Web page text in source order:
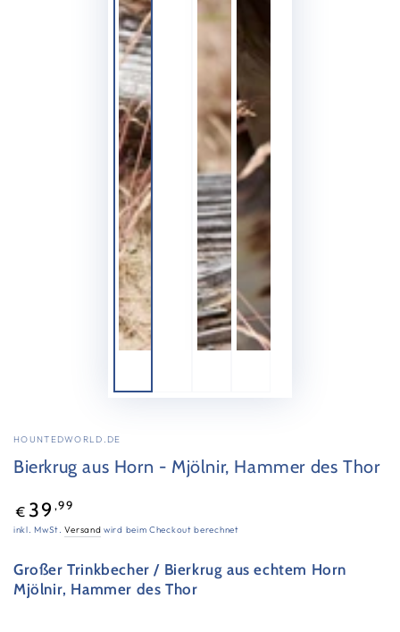
HOUNTEDWORLD.DE
Bierkrug aus Horn - Mjölnir, Hammer des Thor
Regulärer
Preis
€ 39 ,99
inkl. MwSt.Versand wird beim Checkout berechnet
Großer Trinkbecher / Bierkrug aus echtem Horn
Mjölnir, Hammer des Thor